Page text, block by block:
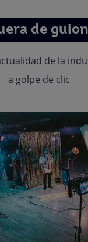
de guion
de la
a golpe de clic